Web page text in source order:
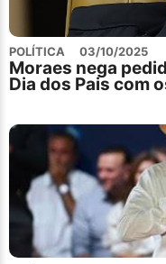
POLÍTICA 03/10/2025
Moraes nega
Dia dos Pais com